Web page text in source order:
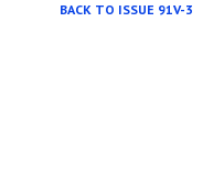
BACK TO ISSUE 91V-3